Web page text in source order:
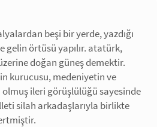
beşi bir yerde, yazdığı
gelin örtüsü yapılır. atatürk,
doğan güneş demektir.
kurucusu, medeniyetin ve
ileri görüşlülüğü sayesinde
silah arkadaşlarıyla birlikte